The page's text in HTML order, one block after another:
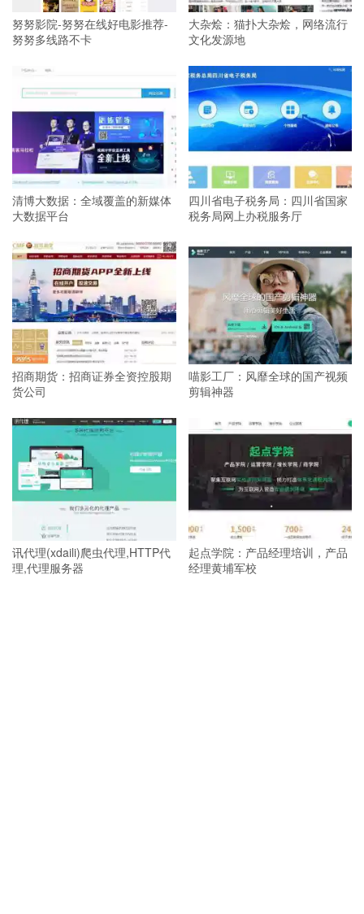
努努影院-努努在线好电影推荐-
努努多线路不卡
大杂烩：猫扑大杂烩，网络流行
文化发源地
清博大数据：全域覆盖的新媒体
大数据平台
四川省电子税务局：四川省国家
税务局网上办税服务厅
招商期货：招商证券全资控股期
货公司
喵影工厂：风靡全球的国产视频
剪辑神器
讯代理(xdaili)爬虫代理,HTTP代
理,代理服务器
起点学院：产品经理培训，产品
经理黄埔军校